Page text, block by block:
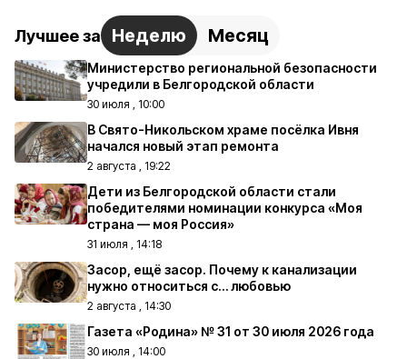
Лучшее за Неделю Месяц
Министерство региональной безопасности
учредили в Белгородской области
30 июля , 10:00
В Свято-Никольском храме посёлка Ивня
начался новый этап ремонта
2 августа , 19:22
Дети из Белгородской области стали
победителями номинации конкурса «Моя
страна — моя Россия»
31 июля , 14:18
Засор, ещё засор. Почему к канализации
нужно относиться с… любовью
2 августа , 14:30
Газета «Родина» № 31 от 30 июля 2026 года
30 июля , 14:00